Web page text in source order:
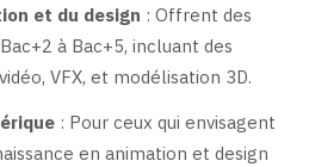
et du design : Offrent des
à Bac+5, incluant des
VFX, et modélisation 3D.
: Pour ceux qui envisagent
en animation et design